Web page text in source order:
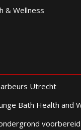
& Wellness
Utrecht
Bath Health and
voorbereid